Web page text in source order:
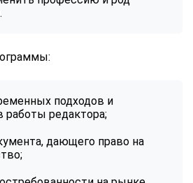
подходов и
работы редактора;
дающего право на